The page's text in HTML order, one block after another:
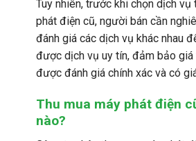
Tuy nhiên, trước khi chọn dịch vụ
phát điện cũ, người bán cần
đánh giá các dịch vụ khác nhau
được dịch vụ uy tín, đảm bảo
được đánh giá chính xác và có
Thu mua máy phát điện
nào?